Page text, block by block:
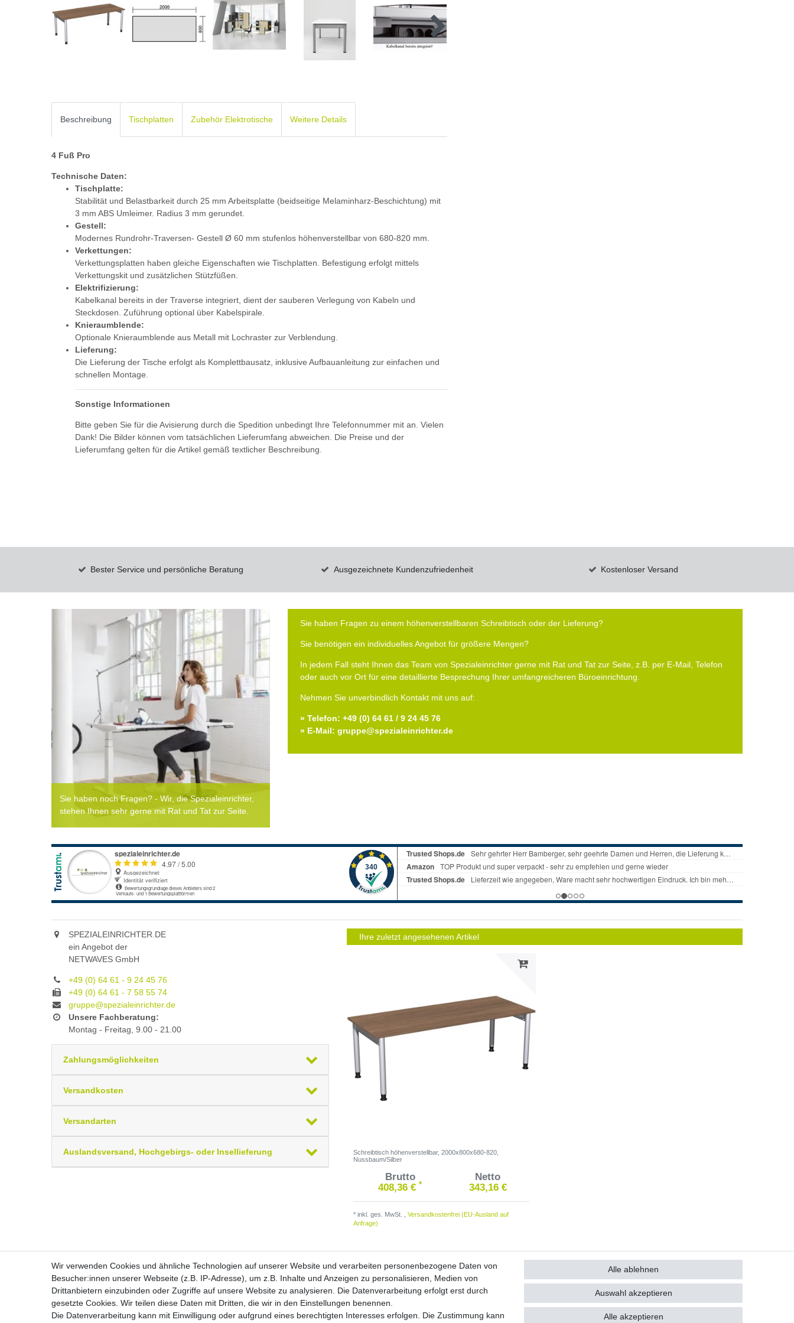
Beschreibung Tischplatten Zubehör Elektrotische Weitere Details
4 Fuß Pro
Technische Daten:
Tischplatte:
Stabilität und Belastbarkeit durch 25 mm Arbeitsplatte (beidseitige Melaminharz-Beschichtung) mit
3 mm ABS Umleimer. Radius 3 mm gerundet.
Gestell:
Modernes Rundrohr-Traversen- Gestell Ø 60 mm stufenlos höhenverstellbar von 680-820 mm.
Verkettungen:
Verkettungsplatten haben gleiche Eigenschaften wie Tischplatten. Befestigung erfolgt mittels
Verkettungskit und zusätzlichen Stützfüßen.
Elektrifizierung:
Kabelkanal bereits in der Traverse integriert, dient der sauberen Verlegung von Kabeln und
Steckdosen. Zuführung optional über Kabelspirale.
Knieraumblende:
Optionale Knieraumblende aus Metall mit Lochraster zur Verblendung.
Lieferung:
Die Lieferung der Tische erfolgt als Komplettbausatz, inklusive Aufbauanleitung zur einfachen und
schnellen Montage.
Sonstige Informationen
Bitte geben Sie für die Avisierung durch die Spedition unbedingt Ihre Telefonnummer mit an. Vielen
Dank! Die Bilder können vom tatsächlichen Lieferumfang abweichen. Die Preise und der
Lieferumfang gelten für die Artikel gemäß textlicher Beschreibung.
Bester Service und persönliche Beratung Ausgezeichnete Kundenzufriedenheit Kostenloser Versand
Sie haben noch Fragen? - Wir, die Spezialeinrichter,
stehen Ihnen sehr gerne mit Rat und Tat zur Seite.
Sie haben Fragen zu einem höhenverstellbaren Schreibtisch oder der Lieferung?
Sie benötigen ein individuelles Angebot für größere Mengen?
In jedem Fall steht Ihnen das Team von Spezialeinrichter gerne mit Rat und Tat zur Seite, z.B. per E-Mail, Telefon
oder auch vor Ort für eine detaillierte Besprechung Ihrer umfangreicheren Büroeinrichtung.
Nehmen Sie unverbindlich Kontakt mit uns auf:
» Telefon: +49 (0) 64 61 / 9 24 45 76
» E-Mail: gruppe@spezialeinrichter.de
SPEZIALEINRICHTER.DE
ein Angebot der
NETWAVES GmbH
+49 (0) 64 61 - 9 24 45 76
+49 (0) 64 61 - 7 58 55 74
gruppe@spezialeinrichter.de
Unsere Fachberatung:
Montag - Freitag, 9.00 - 21.00
Zahlungsmöglichkeiten
Versandkosten
Versandarten
Auslandsversand, Hochgebirgs- oder Insellieferung
Ihre zuletzt angesehenen Artikel
Schreibtisch höhenverstellbar, 2000x800x680-820,
Nussbaum/Silber
Brutto
Netto
408,36 €* 343,16 €
*inkl. ges. MwSt. ,Versandkostenfrei (EU-Ausland auf
Anfrage)
Widerrufs­recht Widerrufs­formular Impressum Daten­schutz­erklärung
Wir verwenden Cookies und ähnliche Technologien auf unserer Website und verarbeiten personenbezogene Daten von
Besucher:innen unserer Webseite (z.B. IP-Adresse), um z.B. Inhalte und Anzeigen zu personalisieren, Medien von
Drittanbietern einzubinden oder Zugriffe auf unsere Website zu analysieren. Die Datenverarbeitung erfolgt erst durch
gesetzte Cookies. Wir teilen diese Daten mit Dritten, die wir in den Einstellungen benennen.
Die Datenverarbeitung kann mit Einwilligung oder aufgrund eines berechtigten Interesses erfolgen. Die Zustimmung kann
Alle akzeptieren
Alle ablehnen
Auswahl akzeptieren